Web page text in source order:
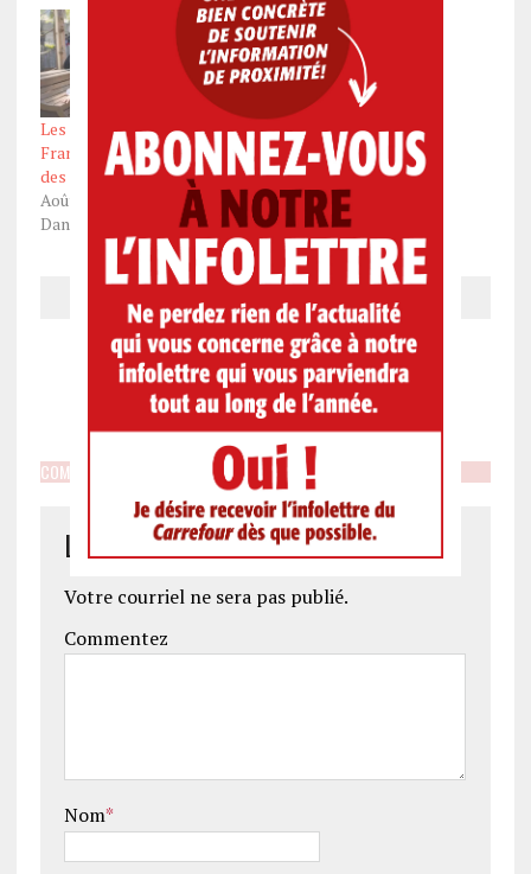
Les Fêtes de la Nouvelle-
France reviennent avec
des nouveautés
Août 2, 2025
Dans "Actualités"
Article précédent
Article suivant
COMMENTEZ SUR "LE CHIFFRE DU JOUR: 28E"
Laissez un commentaire
Votre courriel ne sera pas publié.
Commentez
Nom*